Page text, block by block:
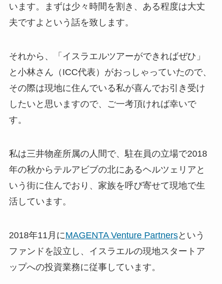
います。まずは少々時間を割き、ある程度は大丈
夫ですよという話を致します。
それから、「イスラエルツアーができればぜひ」
と小林さん（ICC代表）がおっしゃっていたので、
その際は現地に住んでいる私が喜んでお引き受け
したいと思いますので、ご一考頂ければ幸いで
す。
私は三井物産所属の人間で、駐在員の立場で2018
年の秋からテルアビブの北にあるヘルツェリアと
いう街に住んでおり、家族を呼び寄せて現地で生
活しています。
2018年11月にMAGENTA Venture Partnersという
ファンドを設立し、イスラエルの現地スタートア
ップへの投資業務に従事しています。